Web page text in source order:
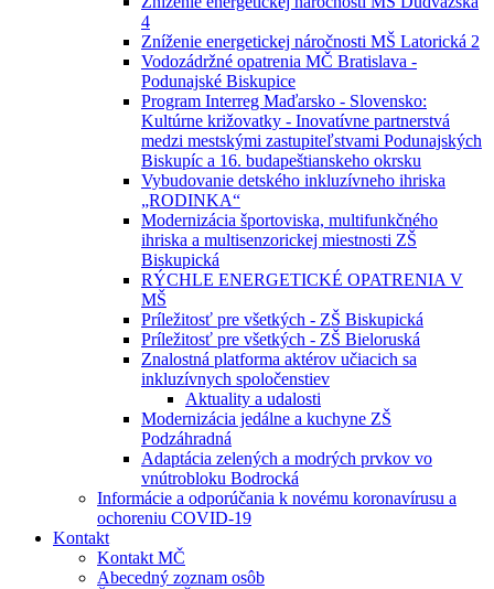
4
Zníženie energetickej náročnosti MŠ Latorická 2
Vodozádržné opatrenia MČ Bratislava -
Podunajské Biskupice
Program Interreg Maďarsko - Slovensko:
Kultúrne križovatky - Inovatívne partnerstvá
medzi mestskými zastupiteľstvami Podunajských
Biskupíc a 16. budapeštianskeho okrsku
Vybudovanie detského inkluzívneho ihriska
„RODINKA“
Modernizácia športoviska, multifunkčného
ihriska a multisenzorickej miestnosti ZŠ
Biskupická
RÝCHLE ENERGETICKÉ OPATRENIA V
MŠ
Príležitosť pre všetkých - ZŠ Biskupická
Príležitosť pre všetkých - ZŠ Bieloruská
Znalostná platforma aktérov učiacich sa
inkluzívnych spoločenstiev
Aktuality a udalosti
Modernizácia jedálne a kuchyne ZŠ
Podzáhradná
Adaptácia zelených a modrých prvkov vo
vnútrobloku Bodrocká
Informácie a odporúčania k novému koronavírusu a
ochoreniu COVID-19
Kontakt
Kontakt MČ
Abecedný zoznam osôb